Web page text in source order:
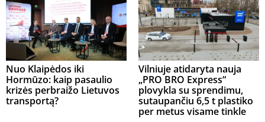
Nuo Klaipėdos iki
Hormūzo: kaip pasaulio
krizės perbraižo Lietuvos
transportą?
Vilniuje atidaryta nauja
„PRO BRO Express“
plovykla su sprendimu,
sutaupančiu 6,5 t plastiko
per metus visame tinkle